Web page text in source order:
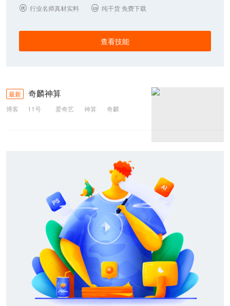
 行业名师真材实料  纯干货 免费下载
查看技能
最新 奇麟神算
博客 11号 爱奇艺 神算 奇麟